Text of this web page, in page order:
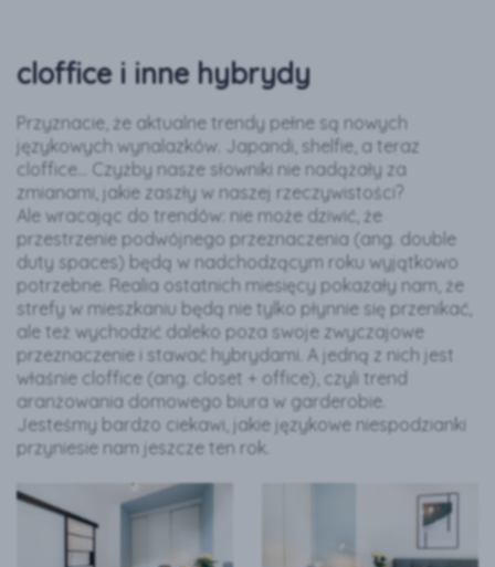
cloffice i inne hybrydy
Przyznacie, że aktualne trendy pełne są nowych
językowych wynalazków. Japandi, shelfie, a teraz
cloffice… Czyżby nasze słowniki nie nadążały za
zmianami, jakie zaszły w naszej rzeczywistości?
Ale wracając do trendów: nie może dziwić, że
przestrzenie podwójnego przeznaczenia (ang. double
duty spaces) będą w nadchodzącym roku wyjątkowo
potrzebne. Realia ostatnich miesięcy pokazały nam, że
strefy w mieszkaniu będą nie tylko płynnie się przenikać,
ale też wychodzić daleko poza swoje zwyczajowe
przeznaczenie i stawać hybrydami. A jedną z nich jest
właśnie cloffice (ang. closet + office), czyli trend
aranżowania domowego biura w garderobie.
Jesteśmy bardzo ciekawi, jakie językowe niespodzianki
przyniesie nam jeszcze ten rok.